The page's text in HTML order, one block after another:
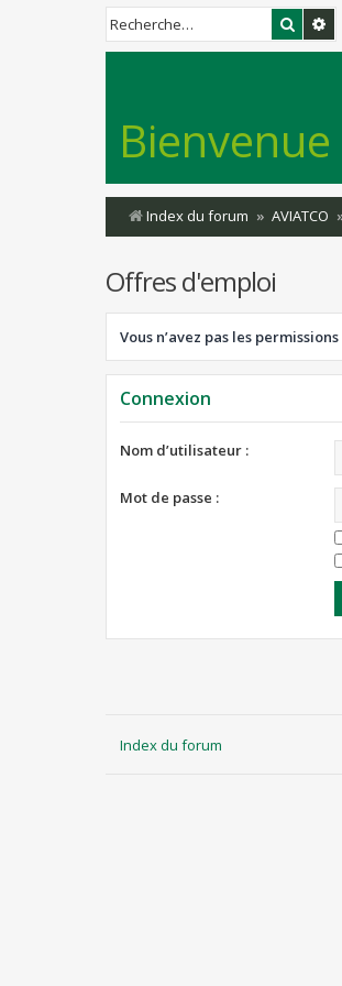
Index du forum AVIATCO
Offres d'emploi
Vous n’avez pas les
Connexion
Nom d’utilisateur :
Mot de passe :
Index du forum